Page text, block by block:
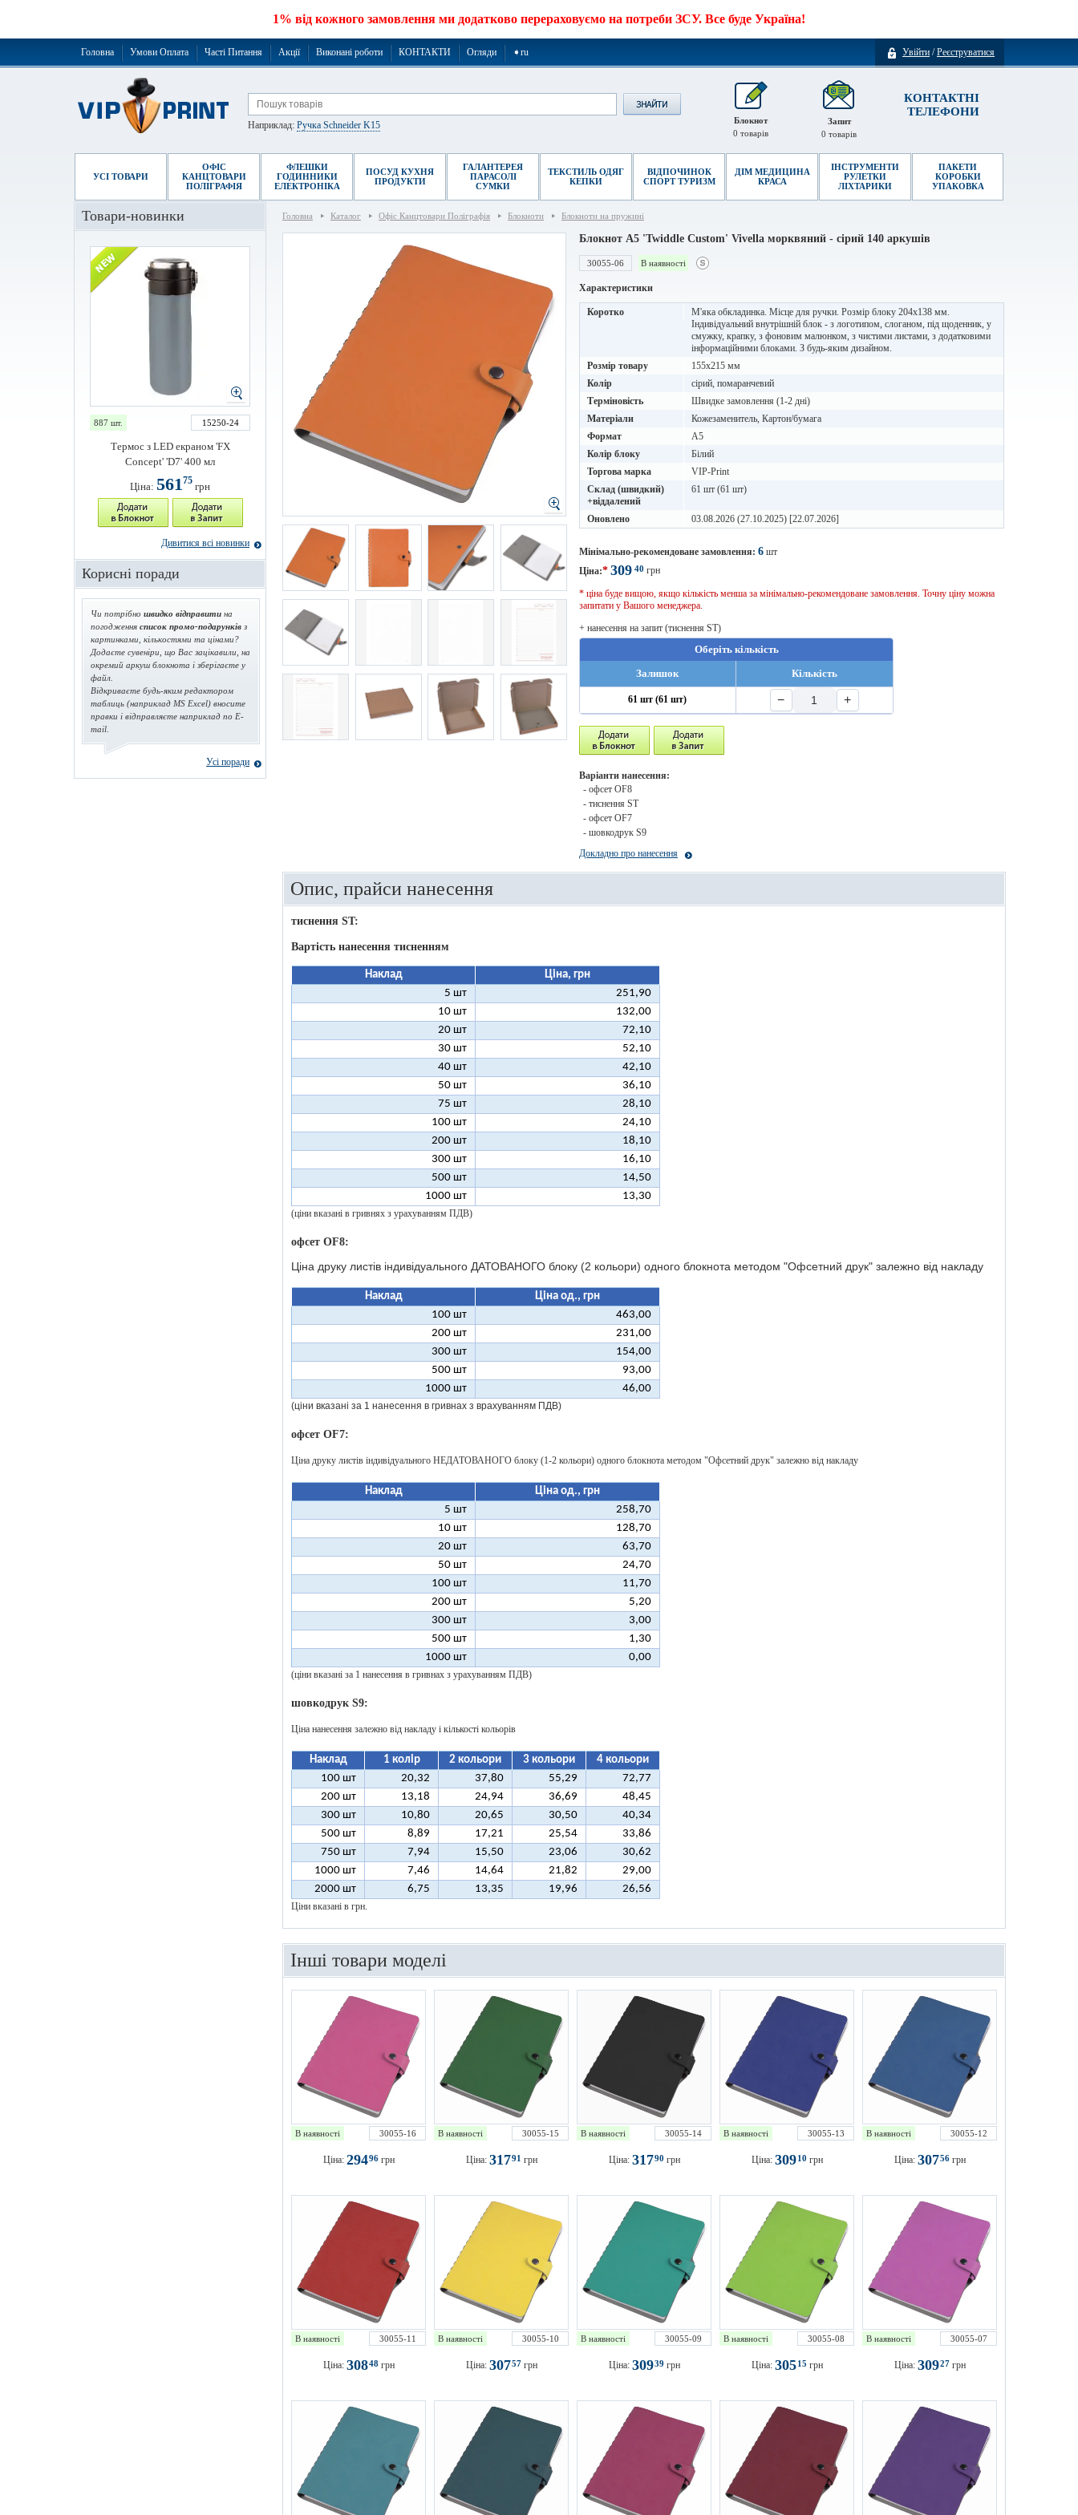
1% від кожного замовлення ми додатково перераховуємо на потреби ЗСУ. Все буде Україна!
Увійти /Реєструватися
Головна Умови Оплата Часті Питання Акції Виконані роботи КОНТАКТИ Огляди ➧ru
КОНТАКТНІ
ТЕЛЕФОНИ
Запит
0 товарів
Наприклад: Ручка Schneider K15
Блокнот
0 товарів
УСІ ТОВАРИ
ОФІС
КАНЦТОВАРИ
ПОЛІГРАФІЯ
ФЛЕШКИ
ГОДИННИКИ
ЕЛЕКТРОНІКА
ПОСУД КУХНЯ
ПРОДУКТИ
ГАЛАНТЕРЕЯ
ПАРАСОЛІ
СУМКИ
ТЕКСТИЛЬ ОДЯГ
КЕПКИ
ВІДПОЧИНОК
СПОРТ ТУРИЗМ
ДІМ МЕДИЦИНА
КРАСА
ІНСТРУМЕНТИ
РУЛЕТКИ
ЛІХТАРИКИ
ПАКЕТИ
КОРОБКИ
УПАКОВКА
Головна Каталог Офіс Канцтовари Поліграфія Блокноти Блокноти на пружині
Блокнот А5 'Twiddle Custom' Vivella морквяний - cірий 140 аркушів
30055-06 В наявності
Характеристики
Коротко
М'яка обкладинка. Місце для ручки. Розмір блоку 204х138 мм.
Індивідуальний внутрішній блок - з логотипом, слоганом, під щоденник, у
смужку, крапку, з фоновим малюнком, з чистими листами, з додатковими
інформаційними блоками. З будь-яким дизайном.
Розмір товару
155х215 мм
Колір
сірий, помаранчевий
Терміновість
Швидке замовлення (1-2 дні)
Матеріали
Кожезаменитель, Картон/бумага
Формат
A5
Колір блоку
Білий
Торгова марка
VIP-Print
Склад (швидкий)
+віддалений
61 шт (61 шт)
Оновлено 03.08.2026 (27.10.2025) [22.07.2026]
Мінімально-рекомендоване замовлення: 6 шт
Ціна:* 309 40 грн
* ціна буде вищою, якщо кількість менша за мінімально-рекомендоване замовлення. Точну ціну можна
запитати у Вашого менеджера.
+ нанесення на запит (тиснення ST)
Оберіть кількість
Залишок
Кількість
61 шт (61 шт) − +
Варіанти нанесення:
- офсет OF8
- тиснення ST
- офсет OF7
- шовкодрук S9
Докладно про нанесення
Опис, прайси нанесення
тиснення ST:
Вартість нанесення тисненням
Наклад
Ціна, грн
5 шт
251,90
10 шт
132,00
20 шт
72,10
30 шт
52,10
40 шт
42,10
50 шт
36,10
75 шт
28,10
100 шт
24,10
200 шт
18,10
300 шт
16,10
500 шт
14,50
1000 шт
13,30
(ціни вказані в гривнях з урахуванням ПДВ)
офсет OF8:
Ціна друку листів індивідуального ДАТОВАНОГО блоку (2 кольори) одного блокнота методом "Офсетний друк" залежно від накладу
Наклад
Ціна од., грн
100 шт
463,00
200 шт
231,00
300 шт
154,00
500 шт
93,00
1000 шт
46,00
(ціни вказані за 1 нанесення в гривнах з врахуванням ПДВ)
офсет OF7:
Ціна друку листів індивідуального НЕДАТОВАНОГО блоку (1-2 кольори) одного блокнота методом "Офсетний друк" залежно від накладу
Наклад
Ціна од., грн
5 шт
258,70
10 шт
128,70
20 шт
63,70
50 шт
24,70
100 шт
11,70
200 шт
5,20
300 шт
3,00
500 шт
1,30
1000 шт
0,00
(ціни вказані за 1 нанесення в гривнах з урахуванням ПДВ)
шовкодрук S9:
Ціна нанесення залежно від накладу і кількості кольорів
Наклад 1 колір 2 кольори 3 кольори
4 кольори
100 шт
20,32 37,80 55,29
72,77
200 шт
13,18 24,94 36,69
48,45
300 шт
10,80 20,65 30,50
40,34
500 шт
8,89 17,21 25,54
33,86
750 шт
7,94 15,50 23,06
30,62
1000 шт
7,46 14,64 21,82
29,00
2000 шт
6,75 13,35 19,96 26,56
Ціни вказані в грн.
Інші товари моделі
В наявності 30055-16
Ціна: 29496грн
В наявності 30055-15
Ціна: 31791 грн
В наявності 30055-14
Ціна: 31790 грн
В наявності 30055-13
Ціна: 30910 грн
В наявності 30055-12
Ціна: 30756грн
В наявності 30055-11
Ціна: 30848грн
В наявності 30055-10
Ціна: 30757 грн
В наявності 30055-09
Ціна: 30939 грн
В наявності 30055-08
Ціна: 30515 грн
В наявності 30055-07
Ціна: 30927 грн
Товари-новинки
887 шт. 15250-24
Термос з LED екраном 'FX
Concept' 'D7' 400 мл
Ціна: 56175 грн
Дивитися всі новинки
Корисні поради
Чи потрібно швидко відправити на
погодження список промо-подарунків з
картинками, кількостями та цінами?
Додаєте сувеніри, що Вас зацікавили, на
окремий аркуш блокнота і зберігаєте у
файл.
Відкриваєте будь-яким редактором
таблиць (наприклад MS Excel) вносите
правки і відправляєте наприклад по E-
mail.
Усі поради